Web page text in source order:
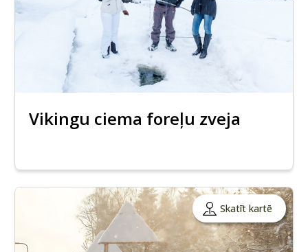
Vikingu ciema foreļu zveja
Skatīt kartē